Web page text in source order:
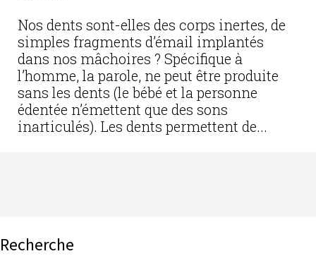
Nos dents sont-elles des corps inertes, de
simples fragments d’émail implantés
dans nos mâchoires ? Spécifique à
l’homme, la parole, ne peut être produite
sans les dents (le bébé et la personne
édentée n’émettent que des sons
inarticulés). Les dents permettent de...
Recherche